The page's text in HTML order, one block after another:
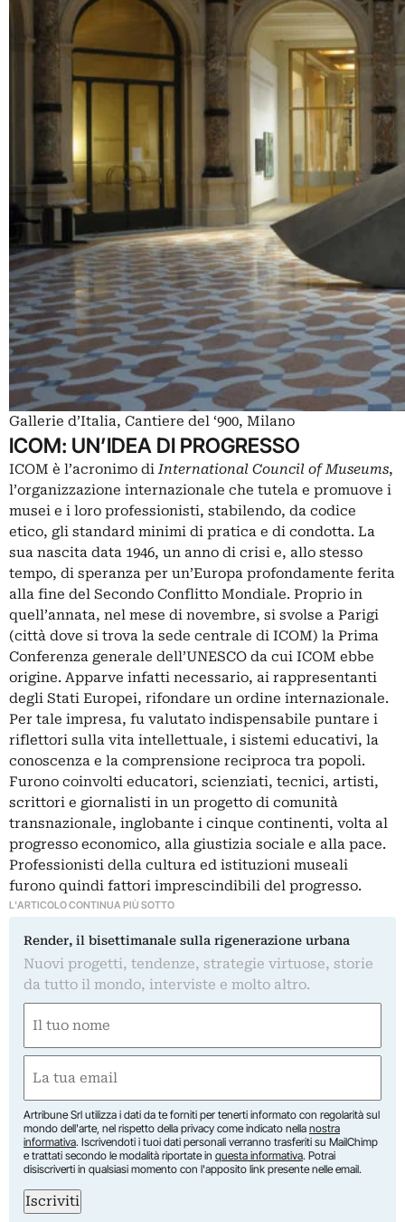
Gallerie d’Italia, Cantiere del ‘900, Milano
ICOM: UN’IDEA DI PROGRESSO
ICOM è l’acronimo diInternational Council of Museums,
l’organizzazione internazionale che tutela e promuove i
musei e i loro professionisti, stabilendo, da codice
etico, gli standard minimi di pratica e di condotta. La
sua nascita data 1946, un anno di crisi e, allo stesso
tempo, di speranza per un’Europa profondamente ferita
alla fine del Secondo Conflitto Mondiale. Proprio in
quell’annata, nel mese di novembre, si svolse a Parigi
(città dove si trova la sede centrale di ICOM) la Prima
Conferenza generale dell’UNESCO da cui ICOM ebbe
origine. Apparve infatti necessario, ai rappresentanti
degli Stati Europei, rifondare un ordine internazionale.
Per tale impresa, fu valutato indispensabile puntare i
riflettori sulla vita intellettuale, i sistemi educativi, la
conoscenza e la comprensione reciproca tra popoli.
Furono coinvolti educatori, scienziati, tecnici, artisti,
scrittori e giornalisti in un progetto di comunità
transnazionale, inglobante i cinque continenti, volta al
progresso economico, alla giustizia sociale e alla pace.
Professionisti della cultura ed istituzioni museali
furono quindi fattori imprescindibili del progresso.
L'ARTICOLO CONTINUA PIÙ SOTTO
Render, il bisettimanale sulla rigenerazione urbana
Nuovi progetti, tendenze, strategie virtuose, storie
da tutto il mondo, interviste e molto altro.
(Required)
First
(Required)
Artribune Srl utilizza i dati da te forniti per tenerti informato con regolarità sul
mondo dell'arte, nel rispetto della privacy come indicato nella nostra
informativa. Iscrivendoti i tuoi dati personali verranno trasferiti su MailChimp
e trattati secondo le modalità riportate in questa informativa. Potrai
disiscriverti in qualsiasi momento con l'apposito link presente nelle email.
Iscriviti